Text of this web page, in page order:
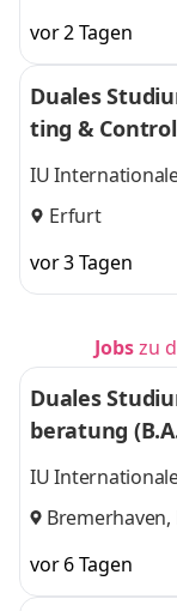
vor 2 Tagen
Duales
ting &
IU
Erfurt
vor 3 Tagen
Jobszu
Duales
beratung
H
IU
Bremerhaven,
vor 6 Tagen